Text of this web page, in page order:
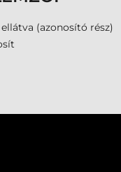
(azonosító rész)